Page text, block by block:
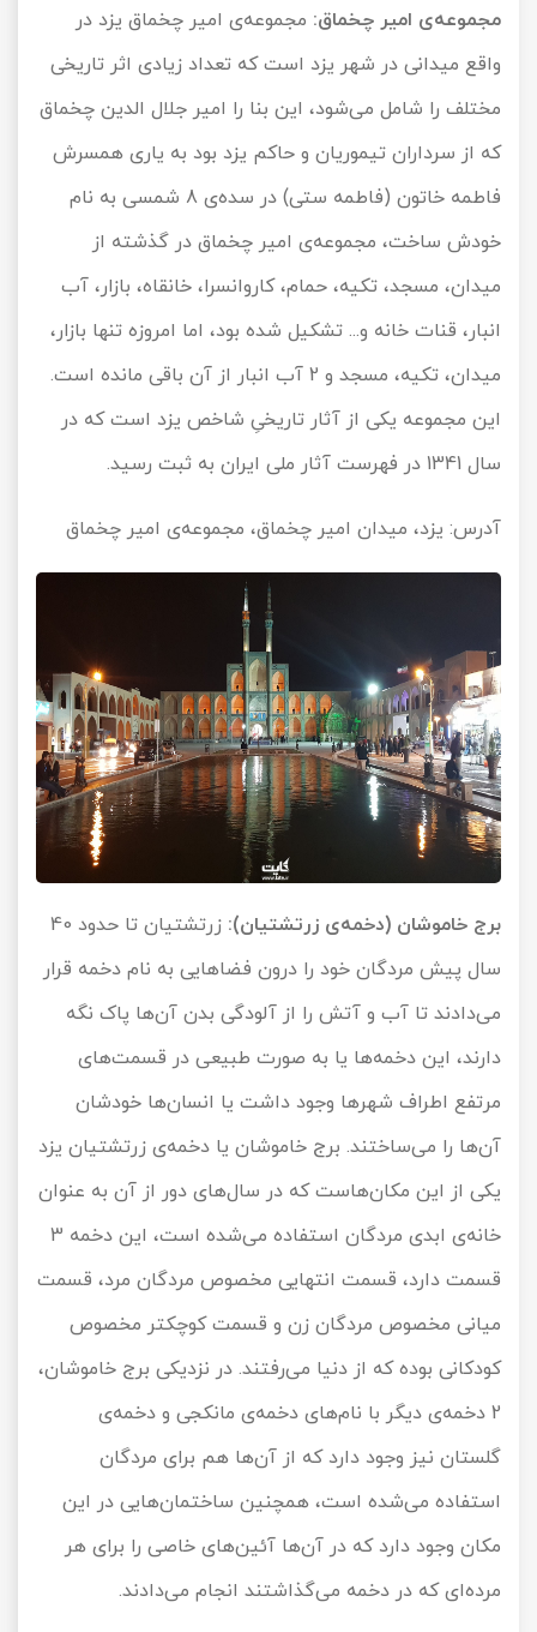
مجموعه‌ی امیر چخماق: مجموعه‌ی امیر چخماق یزد در
واقع میدانی در شهر یزد است که تعداد زیادی اثر تاریخی
مختلف را شامل می‌شود، این بنا را امیر جلال الدین چخماق
که از سرداران تیموریان و حاکم یزد بود به یاری همسرش
فاطمه خاتون (فاطمه ستی) در سده‌ی 8 شمسی به نام
خودش ساخت، مجموعه‌ی امیر چخماق در گذشته از
میدان، مسجد، تکیه، حمام، کاروانسرا، خانقاه، بازار، آب
انبار، قنات خانه و... تشکیل شده بود، اما امروزه تنها بازار،
میدان، تکیه، مسجد و 2 آب انبار از آن باقی مانده است.
این مجموعه یکی از آثار تاریخیِ شاخص یزد است که در
سال 1341 در فهرست آثار ملی ایران به ثبت رسید.
آدرس: یزد، میدان امیر چخماق، مجموعه‌ی امیر چخماق
برج خاموشان (دخمه‌ی زرتشتیان):
زرتشتیان تا حدود 40
سال پیش مردگان خود را درون فضاهایی به نام دخمه قرار
می‌دادند تا آب و آتش را از آلودگی بدن آن‌ها پاک نگه
دارند، این دخمه‌ها یا به صورت طبیعی در قسمت‌های
مرتفع اطراف شهرها وجود داشت یا انسان‌ها خودشان
آن‌ها را می‌ساختند. برج خاموشان یا دخمه‌ی زرتشتیان یزد
یکی از این مکان‌هاست که در سال‌های دور از آن به عنوان
خانه‌ی ابدی مردگان استفاده می‌شده است، این دخمه 3
قسمت دارد، قسمت انتهایی مخصوص مردگان مرد، قسمت
میانی مخصوص مردگان زن و قسمت کوچکتر مخصوص
کودکانی بوده که از دنیا می‌رفتند. در نزدیکی برج خاموشان،
2 دخمه‌ی دیگر با نام‌های دخمه‌ی مانکجی و دخمه‌ی
گلستان نیز وجود دارد که از آن‌ها هم برای مردگان
استفاده می‌شده است، همچنین ساختمان‌هایی در این
مکان وجود دارد که در آن‌ها آئین‌های خاصی را برای هر
مرده‌ای که در دخمه می‌گذاشتند انجام می‌دادند.